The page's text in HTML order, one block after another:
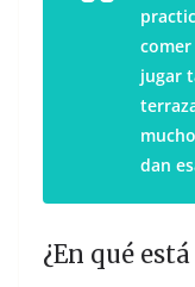
jugar
dan
¿En qué